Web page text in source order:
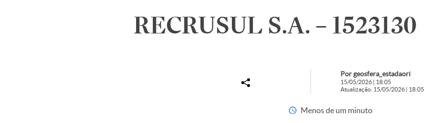
RECRUSUL S.A. – 1523130
Por geosfera_estadaori
15/05/2026 | 18:05
Atualização: 15/05/2026 | 18:05
Menos de um minuto